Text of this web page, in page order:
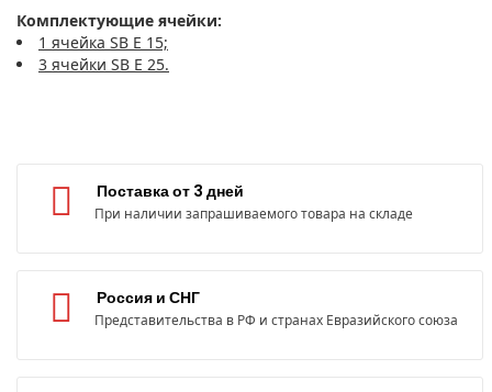
Комплектующие ячейки:
1 ячейка SB E 15;
3 ячейки SB E 25.
Поставка от 3 дней
При наличии запрашиваемого товара на складе
Россия и СНГ
Представительства в РФ и странах Евразийского союза